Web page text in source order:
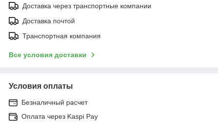
Доставка через транспортные компании
Доставка почтой
Транспортная компания
Все условия доставки
Условия оплаты
Безналичный расчет
Оплата через Kaspi Pay